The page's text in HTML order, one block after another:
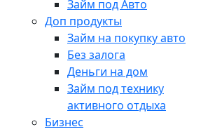
Займ под Авто
Доп продукты
Займ на покупку авто
Без залога
Деньги на дом
Займ под технику
активного отдыха
Бизнес